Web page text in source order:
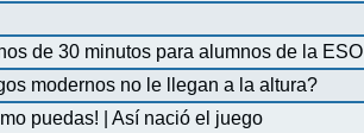
de 30 minutos para alumnos de la ESO
modernos no le llegan a la altura?
puedas! | Así nació el juego